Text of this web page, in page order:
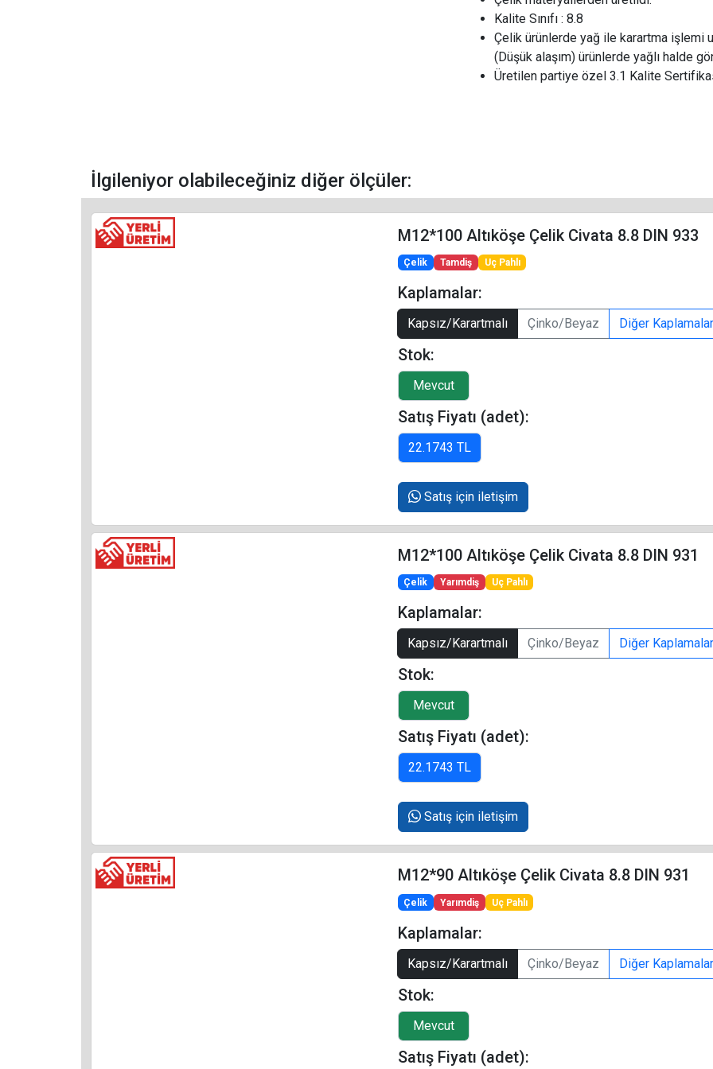
Kalite Sınıfı : 8.8
Çelik ürünlerde yağ ile karartma işlemi
(Düşük alaşım) ürünlerde yağlı halde
Üretilen partiye özel 3.1 Kalite
İlgileniyor olabileceğiniz diğer ölçüler:
M12*100 Altıköşe Çelik Civata 8.8 DIN 933
Çelik Tamdiş Uç Pahlı
Kaplamalar:
Kapsız/Karartmalı Çinko/Beyaz Diğer Kaplamalar
Stok:
Satış Fiyatı (adet):
Satış için iletişim
M12*100 Altıköşe Çelik Civata 8.8 DIN 931
Çelik Yarımdiş Uç Pahlı
Kaplamalar:
Kapsız/Karartmalı Çinko/Beyaz Diğer Kaplamalar
Stok:
Satış Fiyatı (adet):
Satış için iletişim
M12*90 Altıköşe Çelik Civata 8.8 DIN 931
Çelik Yarımdiş Uç Pahlı
Kaplamalar:
Kapsız/Karartmalı Çinko/Beyaz Diğer Kaplamalar
Stok:
Satış Fiyatı (adet):